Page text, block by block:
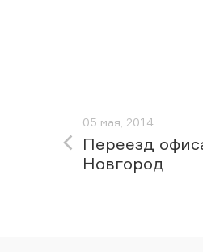
05 мая, 2014
Переезд
Новгород